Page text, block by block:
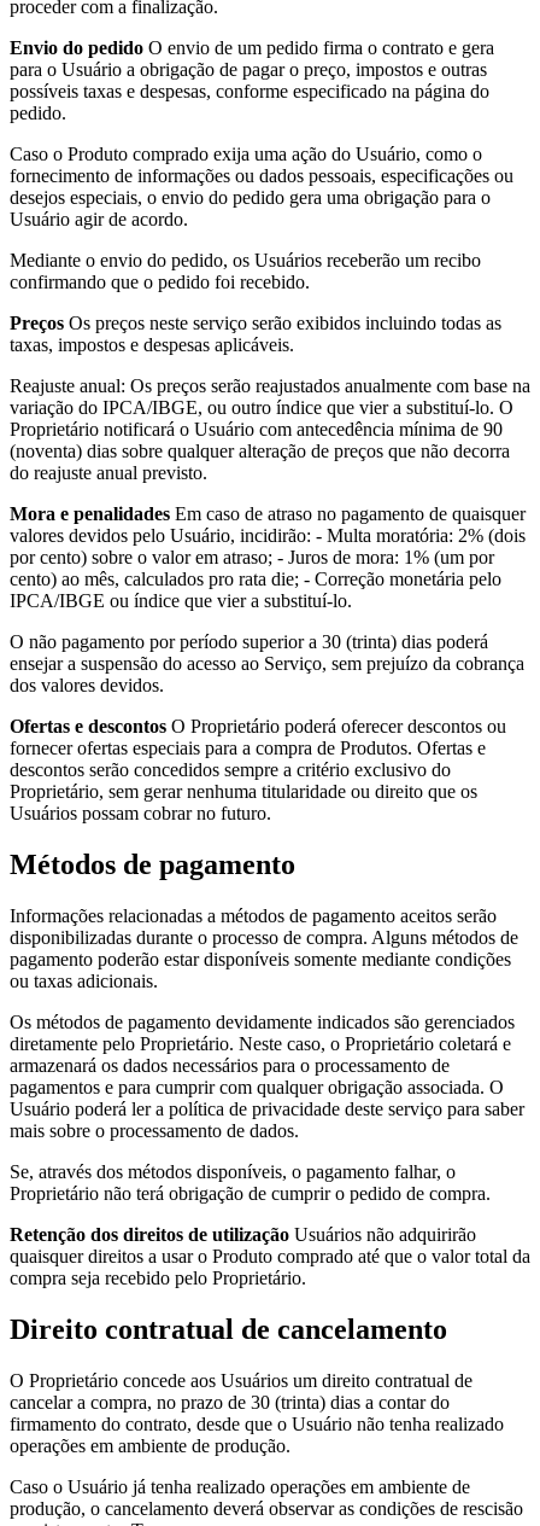
proceder com a finalização.
Envio do pedido O envio de um pedido firma o contrato e gera
para o Usuário a obrigação de pagar o preço, impostos e outras
possíveis taxas e despesas, conforme especificado na página do
pedido.
Caso o Produto comprado exija uma ação do Usuário, como o
fornecimento de informações ou dados pessoais, especificações ou
desejos especiais, o envio do pedido gera uma obrigação para o
Usuário agir de acordo.
Mediante o envio do pedido, os Usuários receberão um recibo
confirmando que o pedido foi recebido.
Preços Os preços neste serviço serão exibidos incluindo todas as
taxas, impostos e despesas aplicáveis.
Reajuste anual: Os preços serão reajustados anualmente com base na
variação do IPCA/IBGE, ou outro índice que vier a substituí-lo. O
Proprietário notificará o Usuário com antecedência mínima de 90
(noventa) dias sobre qualquer alteração de preços que não decorra
do reajuste anual previsto.
Mora e penalidades Em caso de atraso no pagamento de quaisquer
valores devidos pelo Usuário, incidirão: - Multa moratória: 2% (dois
por cento) sobre o valor em atraso; - Juros de mora: 1% (um por
cento) ao mês, calculados pro rata die; - Correção monetária pelo
IPCA/IBGE ou índice que vier a substituí-lo.
O não pagamento por período superior a 30 (trinta) dias poderá
ensejar a suspensão do acesso ao Serviço, sem prejuízo da cobrança
dos valores devidos.
Ofertas e descontos O Proprietário poderá oferecer descontos ou
fornecer ofertas especiais para a compra de Produtos. Ofertas e
descontos serão concedidos sempre a critério exclusivo do
Proprietário, sem gerar nenhuma titularidade ou direito que os
Usuários possam cobrar no futuro.
Métodos de pagamento
Informações relacionadas a métodos de pagamento aceitos serão
disponibilizadas durante o processo de compra. Alguns métodos de
pagamento poderão estar disponíveis somente mediante condições
ou taxas adicionais.
Os métodos de pagamento devidamente indicados são gerenciados
diretamente pelo Proprietário. Neste caso, o Proprietário coletará e
armazenará os dados necessários para o processamento de
pagamentos e para cumprir com qualquer obrigação associada. O
Usuário poderá ler a política de privacidade deste serviço para saber
mais sobre o processamento de dados.
Se, através dos métodos disponíveis, o pagamento falhar, o
Proprietário não terá obrigação de cumprir o pedido de compra.
Retenção dos direitos de utilização Usuários não adquirirão
quaisquer direitos a usar o Produto comprado até que o valor total da
compra seja recebido pelo Proprietário.
Direito contratual de cancelamento
O Proprietário concede aos Usuários um direito contratual de
cancelar a compra, no prazo de 30 (trinta) dias a contar do
firmamento do contrato, desde que o Usuário não tenha realizado
operações em ambiente de produção.
Caso o Usuário já tenha realizado operações em ambiente de
produção, o cancelamento deverá observar as condições de rescisão